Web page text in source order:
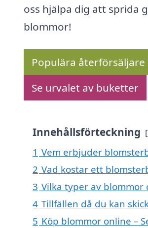
oss hjälpa dig att sprida
blommor!
Populära återförsäljare
Se urvalet av buketter
Innehållsförteckning
1 Vem erbjuder
2 Vad kostar ett
3 Vilka typer av blommor
4 Tillfällen då du kan
5 Köp blommor online –